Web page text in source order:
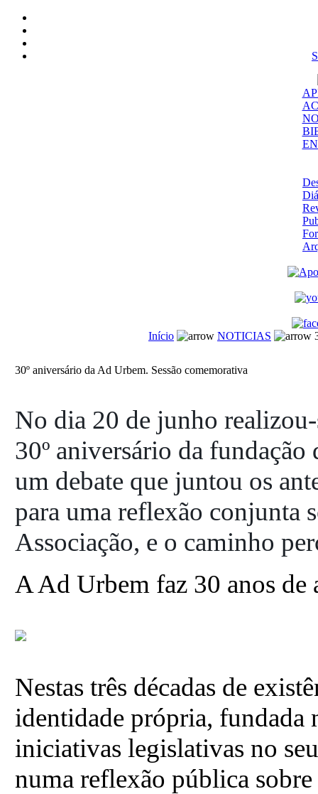
Início NOTICIAS
30º aniversário da Ad Urbem. Sessão comemorativa
No dia 20 de junho
30º aniversário da fundação
um debate que juntou os
para uma reflexão conjunta
Associação, e o caminho
A Ad Urbem faz 30 anos de
Nestas três décadas de
identidade própria, fundada
iniciativas legislativas no
numa reflexão pública